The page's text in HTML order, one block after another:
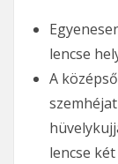
lencse
A
lencse